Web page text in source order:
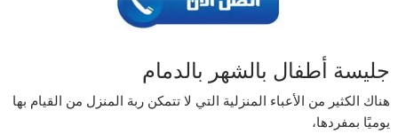
جليسة أطفال بالشهر بالدمام
هناك الكثير من الأعباء المنزلية التي لا تتمكن ربة المنزل من القيام بها
يوميًا بمفردها،